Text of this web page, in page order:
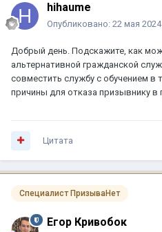
hihaume
Опубликовано: 22 мая 2024
Добрый день. Подскажите, как
альтернативной гражданской
совместить службу с обучением в
причины для отказа призывнику в
Цитата
Специалист ПризываНет
Егор Кривобок